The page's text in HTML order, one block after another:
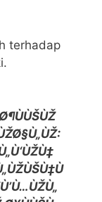
terhadap